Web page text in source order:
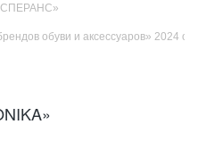
обуви и аксессуаров» 2024